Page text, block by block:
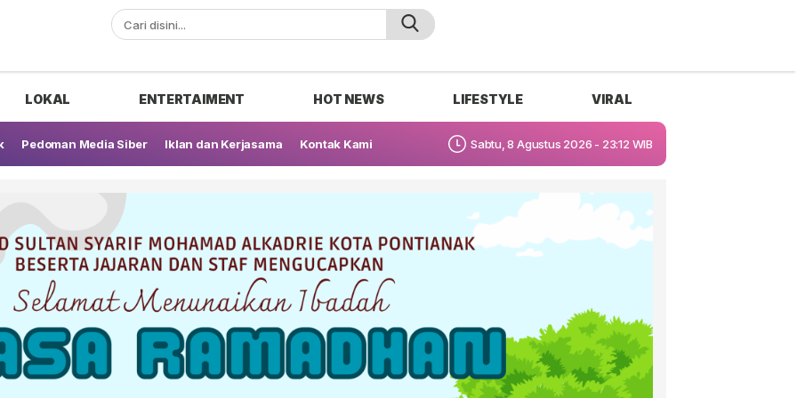
LOKAL ENTERTAIMENT HOT NEWS LIFESTYLE VIRAL
Pedoman Media Siber Iklan dan Kerjasama Kontak Kami Sabtu, 8 Agustus 2026 - 23:12 WIB